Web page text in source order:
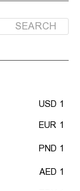
1 USD
1 EUR
1 PND
1 AED